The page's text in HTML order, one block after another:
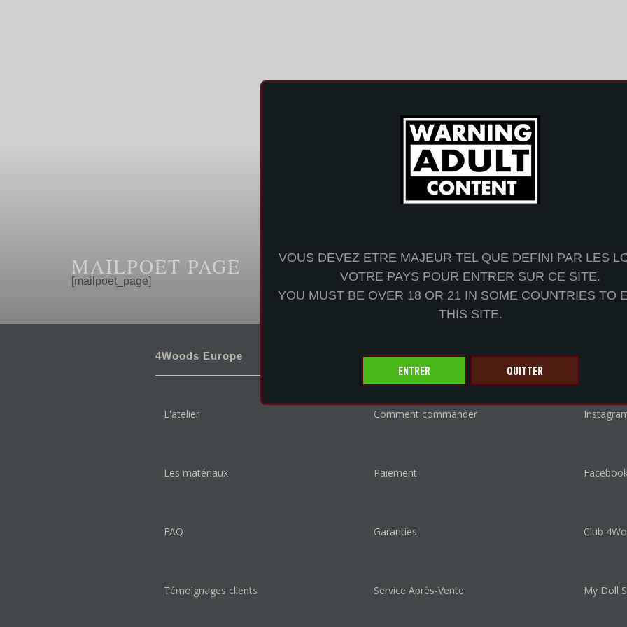
MAILPOET PAGE
[mailpoet_page]
4Woods Europe
L'atelier
Les matériaux
FAQ
Témoignages clients
Informations
Comment commander
Paiement
Garanties
Service Après-Vente
Club
My Doll
VOUS DEVEZ ETRE MAJEUR TEL QUE DEFINI PAR LES
VOTRE PAYS POUR ENTRER SUR CE SITE.
YOU MUST BE OVER 18 OR 21 IN SOME COUNTRIES TO
THIS SITE.